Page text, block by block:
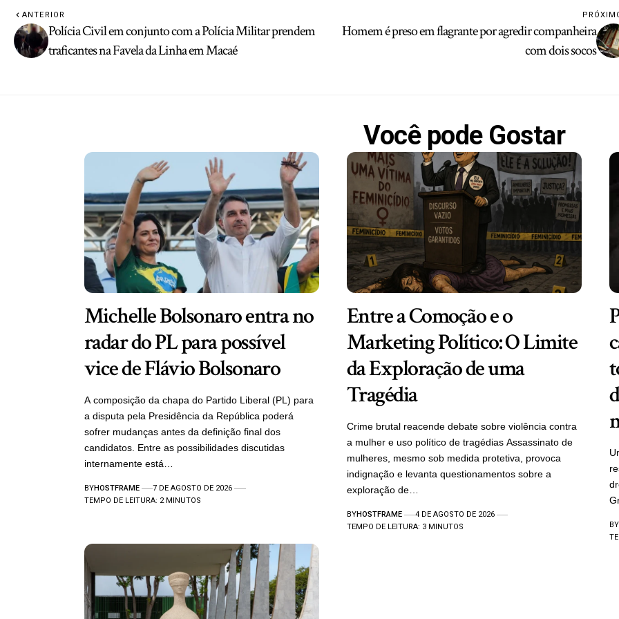
ANTERIOR
Polícia Civil em conjunto com a Polícia Militar prendem
traficantes na Favela da Linha em Macaé
Homem é preso em flagrante por agredir companheira
com dois socos
Você pode Gostar
Michelle Bolsonaro entra no
radar do PL para possível
vice de Flávio Bolsonaro
A composição da chapa do Partido Liberal (PL) para
a disputa pela Presidência da República poderá
sofrer mudanças antes da definição final dos
candidatos. Entre as possibilidades discutidas
internamente está…
BYHOSTFRAME
7 DE AGOSTO DE 2026
TEMPO DE LEITURA: 2 MINUTOS
Entre a Comoção e o
Marketing Político: O Limite
da Exploração de uma
Tragédia
Crime brutal reacende debate sobre violência contra
a mulher e uso político de tragédias Assassinato de
mulheres, mesmo sob medida protetiva, provoca
indignação e levanta questionamentos sobre a
exploração de…
BYHOSTFRAME
4 DE AGOSTO DE 2026
TEMPO DE LEITURA: 3 MINUTOS
BY